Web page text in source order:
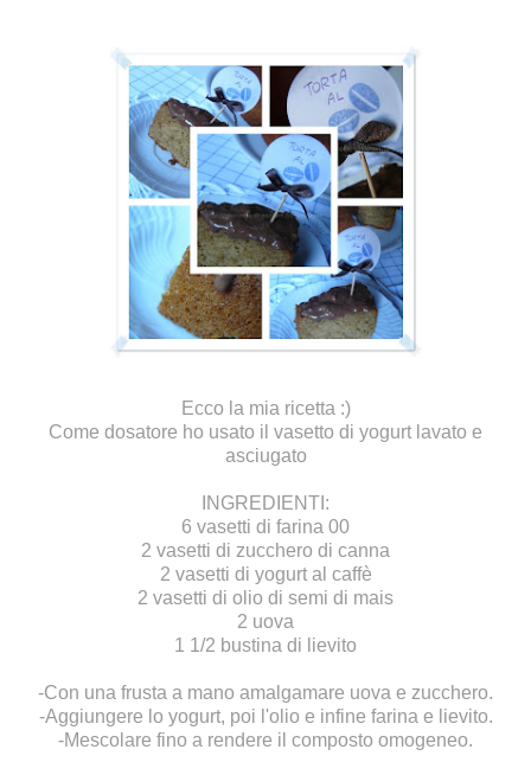
Ecco la mia ricetta :)
Come dosatore ho usato il vasetto di yogurt lavato e
asciugato
INGREDIENTI:
6 vasetti di farina 00
2 vasetti di zucchero di canna
2 vasetti di yogurt al caffè
2 vasetti di olio di semi di mais
2 uova
1 1/2 bustina di lievito
-Con una frusta a mano amalgamare uova e zucchero.
-Aggiungere lo yogurt, poi l'olio e infine farina e lievito.
-Mescolare fino a rendere il composto omogeneo.